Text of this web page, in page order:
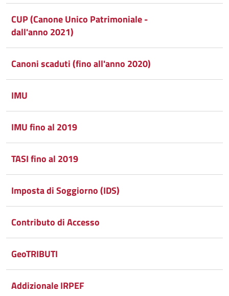
CUP (Canone Unico Patrimoniale -
dall'anno 2021)
Canoni scaduti (fino all'anno 2020)
IMU
IMU fino al 2019
TASI fino al 2019
Imposta di Soggiorno (IDS)
Contributo di Accesso
GeoTRIBUTI
Addizionale IRPEF